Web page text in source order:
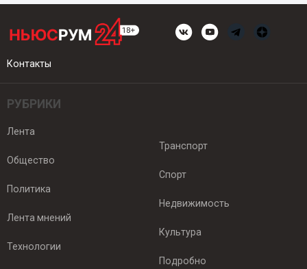
Контакты
РУБРИКИ
Лента
Общество
Политика
Лента мнений
Технологии
Транспорт
Спорт
Недвижимость
Культура
Подробно